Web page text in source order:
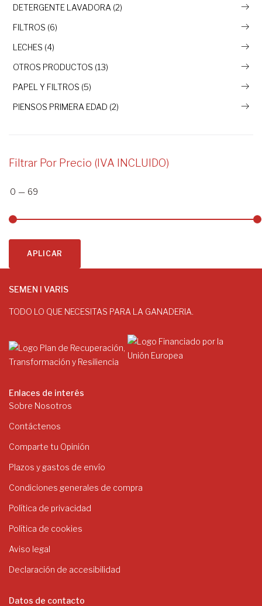
DETERGENTE LAVADORA (2)
FILTROS (6)
LECHES (4)
OTROS PRODUCTOS (13)
PAPEL Y FILTROS (5)
PIENSOS PRIMERA EDAD (2)
Filtrar Por Precio (IVA INCLUIDO)
0 — 69
APLICAR
SEMEN I VARIS
TODO LO QUE NECESITAS PARA LA GANADERIA.
Enlaces de interés
Sobre Nosotros
Contáctenos
Comparte tu Opinión
Plazos y gastos de envío
Condiciones generales de compra
Política de privacidad
Política de cookies
Aviso legal
Declaración de accesibilidad
Datos de contacto